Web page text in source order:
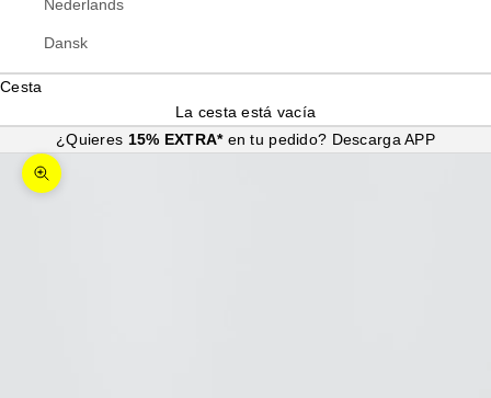
Nederlands
Dansk
Cesta
La cesta está vacía
¿Quieres 15% EXTRA* en tu pedido? Descarga APP
Zoom